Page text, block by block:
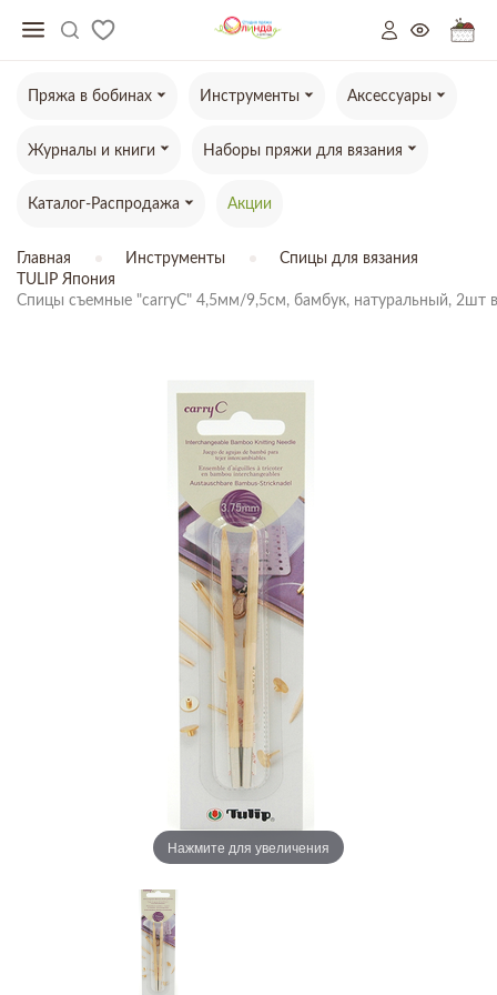
Пряжа в бобинах Инструменты Аксессуары
Журналы и книги Наборы пряжи для вязания
Каталог-Распродажа Акции
Главная Инструменты
Спицы для вязания
TULIP Япония
Спицы съемные "carryC" 4,5мм/9,5см, бамбук, натуральный, 2шт в
Нажмите для увеличения